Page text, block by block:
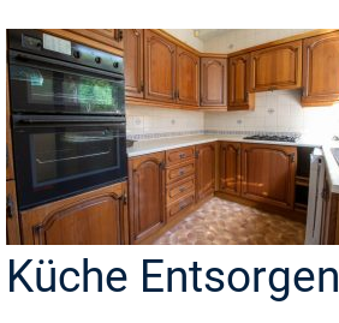
Küche Entsorgen